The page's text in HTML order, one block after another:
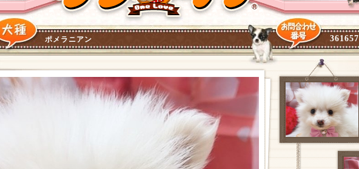
ポメラニアン 361657